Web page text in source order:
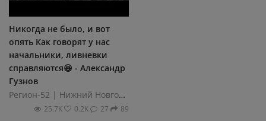
Никогда не было, и вот
опять Как говорят у нас
начальники, ливневки
справляются😆 - Александр
Гузнов
Регион-52 | Нижний Новгород
25.7К 0.2К 27 89